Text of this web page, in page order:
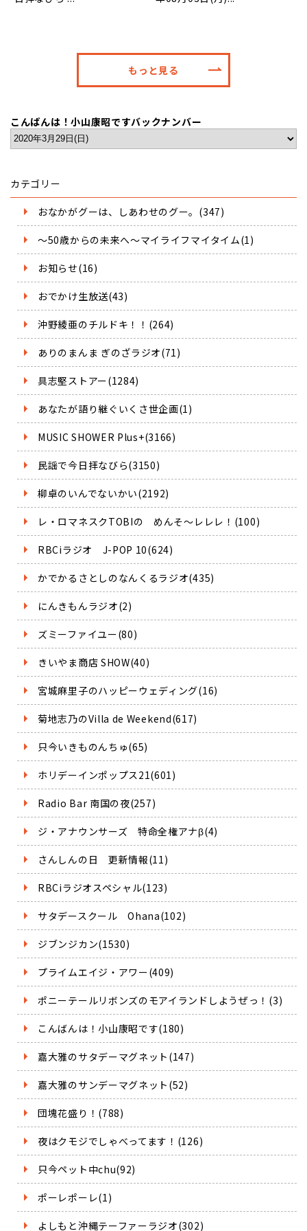
もっと見る
こんばんは！小山康昭ですバックナンバー
カテゴリー
おなかがグーは、しあわせのグー。(347)
～50歳からの未来へ～マイライフマイタイム(1)
お知らせ(16)
おでかけ生放送(43)
沖野綾亜のチルドキ！！(264)
ありのまんま ぎのざラジオ(71)
具志堅ストアー(1284)
あなたが語り継ぐいくさ世企画(1)
MUSIC SHOWER Plus+(3166)
民謡で今日拝なびら(3150)
柳卓のいんでないかい(2192)
レ・ロマネスクTOBIの めんそ～レレレ！(100)
RBCiラジオ J-POP 10(624)
かでかるさとしのなんくるラジオ(435)
にんきもんラジオ(2)
ズミーファイユー(80)
きいやま商店 SHOW(40)
宮城麻里子のハッピーウェディング(16)
菊地志乃のVilla de Weekend(617)
只今いきものんちゅ(65)
ホリデーインポップス21(601)
Radio Bar 南国の夜(257)
ジ・アナウンサーズ 特命全権アナβ(4)
さんしんの日 更新情報(11)
RBCiラジオスペシャル(123)
サタデースクール Ohana(102)
ジブンジカン(1530)
プライムエイジ・アワー(409)
ポニーテールリボンズのモアイランドしようぜっ！(3)
こんばんは！小山康昭です(180)
嘉大雅のサタデーマグネット(147)
嘉大雅のサンデーマグネット(52)
団塊花盛り！(788)
夜はクモジでしゃべってます！(126)
只今ペット中chu(92)
ポーレポーレ(1)
よしもと沖縄テーファーラジオ(302)